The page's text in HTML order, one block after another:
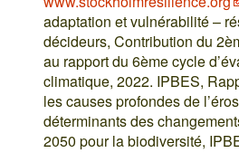
adaptation et vulnérabilité –
décideurs, Contribution du
au rapport du 6ème cycle
climatique, 2022. IPBES,
les causes profondes de
déterminants des
2050 pour la biodiversité,